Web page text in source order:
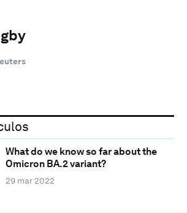
What do we know so far about the
Omicron BA.2 variant?
29 mar 2022